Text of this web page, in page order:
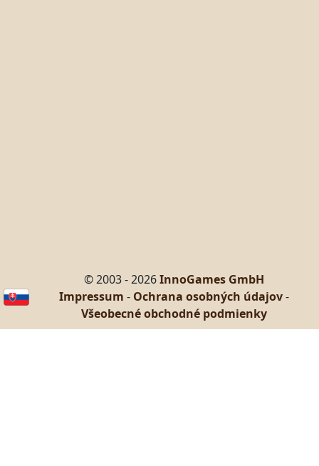
© 2003 - 2026InnoGames GmbH
Impressum - Ochrana osobných údajov-
Všeobecné obchodné podmienky